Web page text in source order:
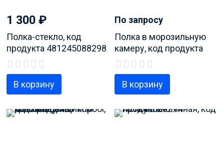
1 300 ₽
Полка-стекло, код
продукта 481245088298
В корзину
По запросу
Полка в морозильную
камеру, код продукта
481241829727
В корзину